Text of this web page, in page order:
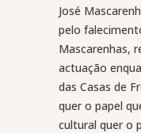
José
pelo
Mascarenhas,
actuação
das Casas de
quer o papel
cultural quer o